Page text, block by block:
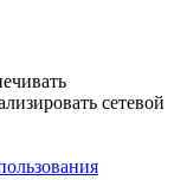
сетевой